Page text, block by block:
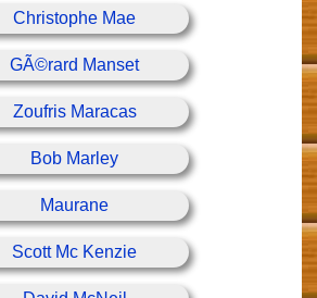
Christophe Mae
GÃ©rard Manset
Zoufris Maracas
Bob Marley
Maurane
Scott Mc Kenzie